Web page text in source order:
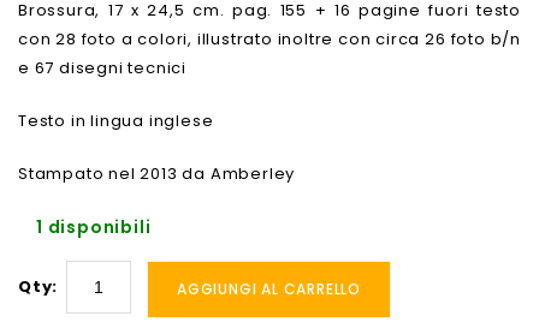
Brossura, 17 x 24,5 cm. pag. 155 + 16 pagine fuori testo
con 28 foto a colori, illustrato inoltre con circa 26 foto b/n
e 67 disegni tecnici
Testo in lingua inglese
Stampato nel 2013 da Amberley
1 disponibili
Qty: AGGIUNGI AL CARRELLO